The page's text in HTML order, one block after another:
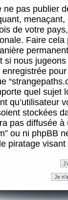
ne pas publier
de votre
Faire
si nous
enregistrée
quel sujet
qu’utilisateur
stockées
pas diffusée
ou ni phpBB
piratage